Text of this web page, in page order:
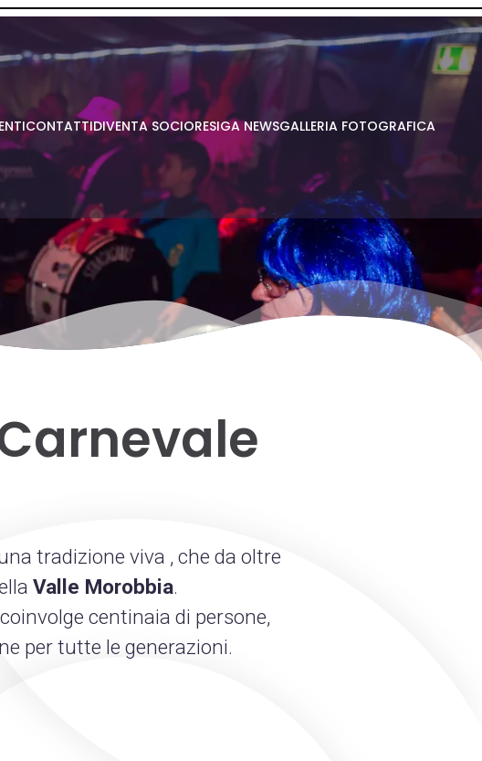
CONTATTIDIVENTA SOCIORESIGA NEWSGALLERIA FOTOGRAFICA
tradizione viva , che da oltre
Valle Morobbia.
centinaia di persone,
per tutte le generazioni.